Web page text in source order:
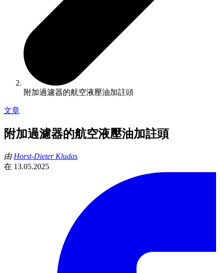
附加過濾器的航空液壓油加註頭
文章
附加過濾器的航空液壓油加註頭
由 Horst-Dieter Kludas
在 13.05.2025